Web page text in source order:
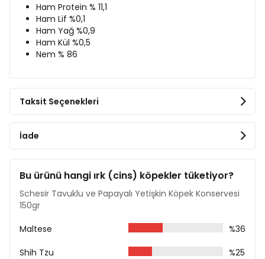
Ham Protein % 11,1
Ham Lif %0,1
Ham Yağ %0,9
Ham Kül %0,5
Nem % 86
Taksit Seçenekleri
İade
Bu ürünü hangi ırk (cins) köpekler tüketiyor?
Schesir Tavuklu ve Papayalı Yetişkin Köpek Konservesi
150gr
Maltese
%36
Shih Tzu
%25